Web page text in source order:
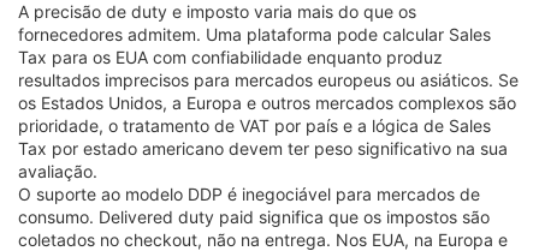
A precisão de duty e imposto varia mais do que os
fornecedores admitem. Uma plataforma pode calcular Sales
Tax para os EUA com confiabilidade enquanto produz
resultados imprecisos para mercados europeus ou asiáticos. Se
os Estados Unidos, a Europa e outros mercados complexos são
prioridade, o tratamento de VAT por país e a lógica de Sales
Tax por estado americano devem ter peso significativo na sua
avaliação.
O suporte ao modelo DDP é inegociável para mercados de
consumo. Delivered duty paid significa que os impostos são
coletados no checkout, não na entrega. Nos EUA, na Europa e